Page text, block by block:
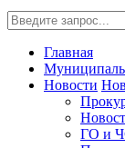
Главная
Новости
ГО и